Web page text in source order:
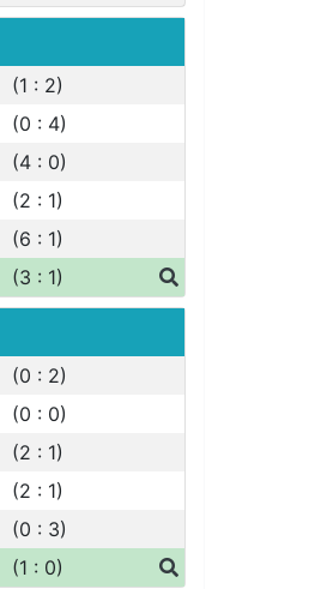
(1 : 2)
(0 : 4)
(4 : 0)
(2 : 1)
(6 : 1)
(3 : 1)
(0 : 2)
(0 : 0)
(2 : 1)
(2 : 1)
(0 : 3)
(1 : 0)